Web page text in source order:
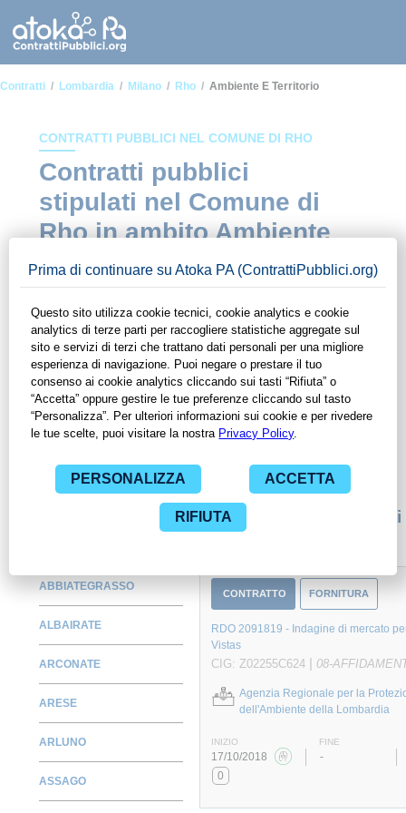
Contratti Lombardia Milano Rho Ambiente E Territorio
CONTRATTI PUBBLICI NEL COMUNE DI RHO
Contratti pubblici
stipulati nel Comune di
Rho in ambito Ambiente
e territorio
In questa sezione del sito di ContrattiPubblici.org potrai avere
ad alcuni dei contratti presenti nella piattaforma stipulati
all'interno del Comune di Rho in ambito Ambiente e territorio.
Grazie alle funzionalità di ContrattiPubblici.org potrai
monitorare la scadenza dei contratti pubblici di tuo interesse e
programmare la tua attività commerciale con le Pubbliche
Amministrazioni con largo anticipo. Il servizio di
ContrattiPubblici.org offre agli utenti 7 giorni di prova gratuiti
per avere l'opportunità di conoscere e consultare tutti i dati
inerenti ai contratti stipulati da una specifica PA, compresi gli
Monitora alcuni
ABBIATEGRASSO
ALBAIRATE
ARCONATE
ARESE
ARLUNO
ASSAGO
CONTRATTO FORNITURA
RDO 2091819 - Indagine di mercato
Vistas
CIG: Z02255C624 | 08-
Agenzia Regionale per la
dell'Ambiente della Lombardia
INIZIO FINE
17/10/2018
-
0